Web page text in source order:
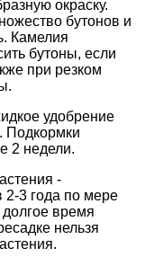
окраску.
бутонов и
Камелия
бутоны, если
при резком
удобрение
Подкормки
2 недели.
-
2-3 года по мере
время
нельзя